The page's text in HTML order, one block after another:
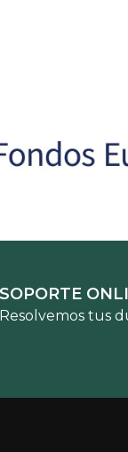
tus